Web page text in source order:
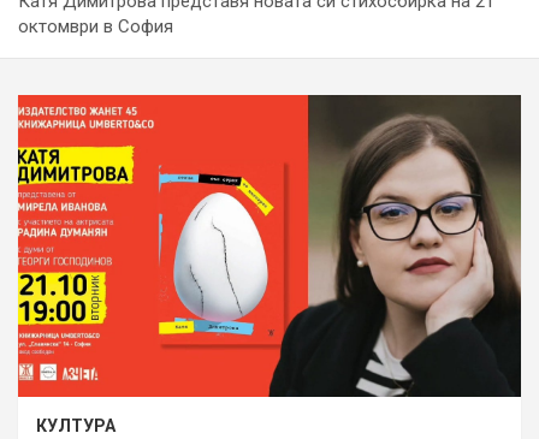
октомври в София
КУЛТУРА